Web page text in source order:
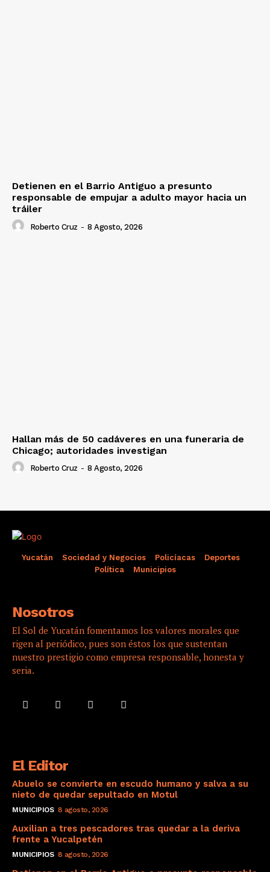
Detienen en el Barrio Antiguo a presunto
responsable de empujar a adulto mayor hacia un
tráiler
Roberto Cruz - 8 Agosto, 2026
Hallan más de 50 cadáveres en una funeraria de
Chicago; autoridades investigan
Roberto Cruz - 8 Agosto, 2026
Yucatán Sociedad y Negocios Policíacas
Deportes
Política
Municipios
Nosotros
El Sol de Yucatán fomentamos los valores morales que
rigen al periódico, pues son éstos los que sustentan
nuestro prestigio como empresa responsable, honesta y
seria.
El Editor
Abuelo se convierte en escudo humano y salva a su
nieto de quedar sepultado en Motul
MUNICIPIOS 8 agosto, 2026
Auxilian a tres pescadores tras quedar a la deriva
frente a Yucalpetén
MUNICIPIOS 8 agosto, 2026